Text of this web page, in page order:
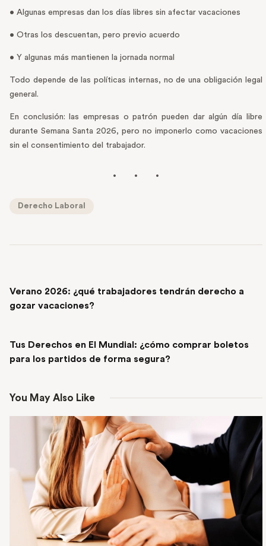
• Algunas empresas dan los días libres sin afectar vacaciones
• Otras los descuentan, pero previo acuerdo
• Y algunas más mantienen la jornada normal
Todo depende de las políticas internas, no de una obligación legal
general.
En conclusión: las empresas o patrón pueden dar algún día libre
durante Semana Santa 2026, pero no imponerlo como vacaciones
sin el consentimiento del trabajador.
Derecho Laboral
Verano 2026: ¿qué trabajadores tendrán derecho a
gozar vacaciones?
Tus Derechos en El Mundial: ¿cómo comprar boletos
para los partidos de forma segura?
You May Also Like